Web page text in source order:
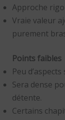
Approche
Vraie valeur
purement
Points faibles
Peu
Sera dense
détente.
Certains